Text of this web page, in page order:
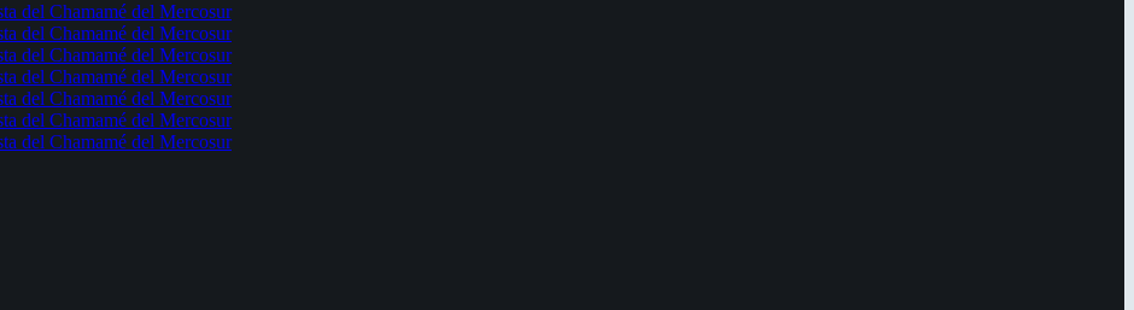
del Chamamé del Mercosur
del Chamamé del Mercosur
del Chamamé del Mercosur
del Chamamé del Mercosur
del Chamamé del Mercosur
del Chamamé del Mercosur
del Chamamé del Mercosur